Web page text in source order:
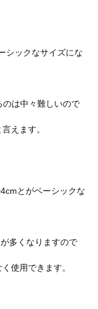
シックなサイズにな
のは中々難しいので
えます。
とがベーシックな
多くなりますので
使用できます。